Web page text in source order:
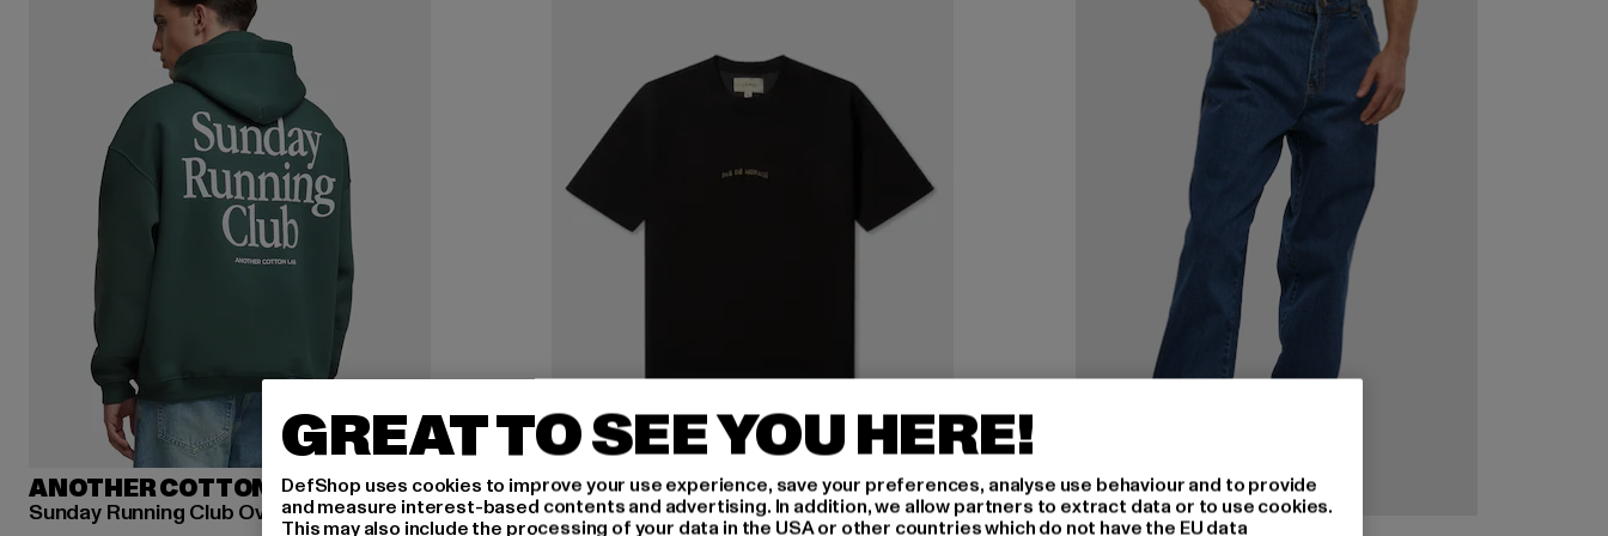
ANOTHER COTTON LAB
Sunday Running Club Oversized
GREAT TO SEE YOU HERE!
DefShop uses cookies to improve your use experience, save your preferences, analyse use behaviour and to provide
and measure interest-based contents and advertising. In addition, we allow partners to extract data or to use cookies.
This may also include the processing of your data in the USA or other countries which do not have the EU data